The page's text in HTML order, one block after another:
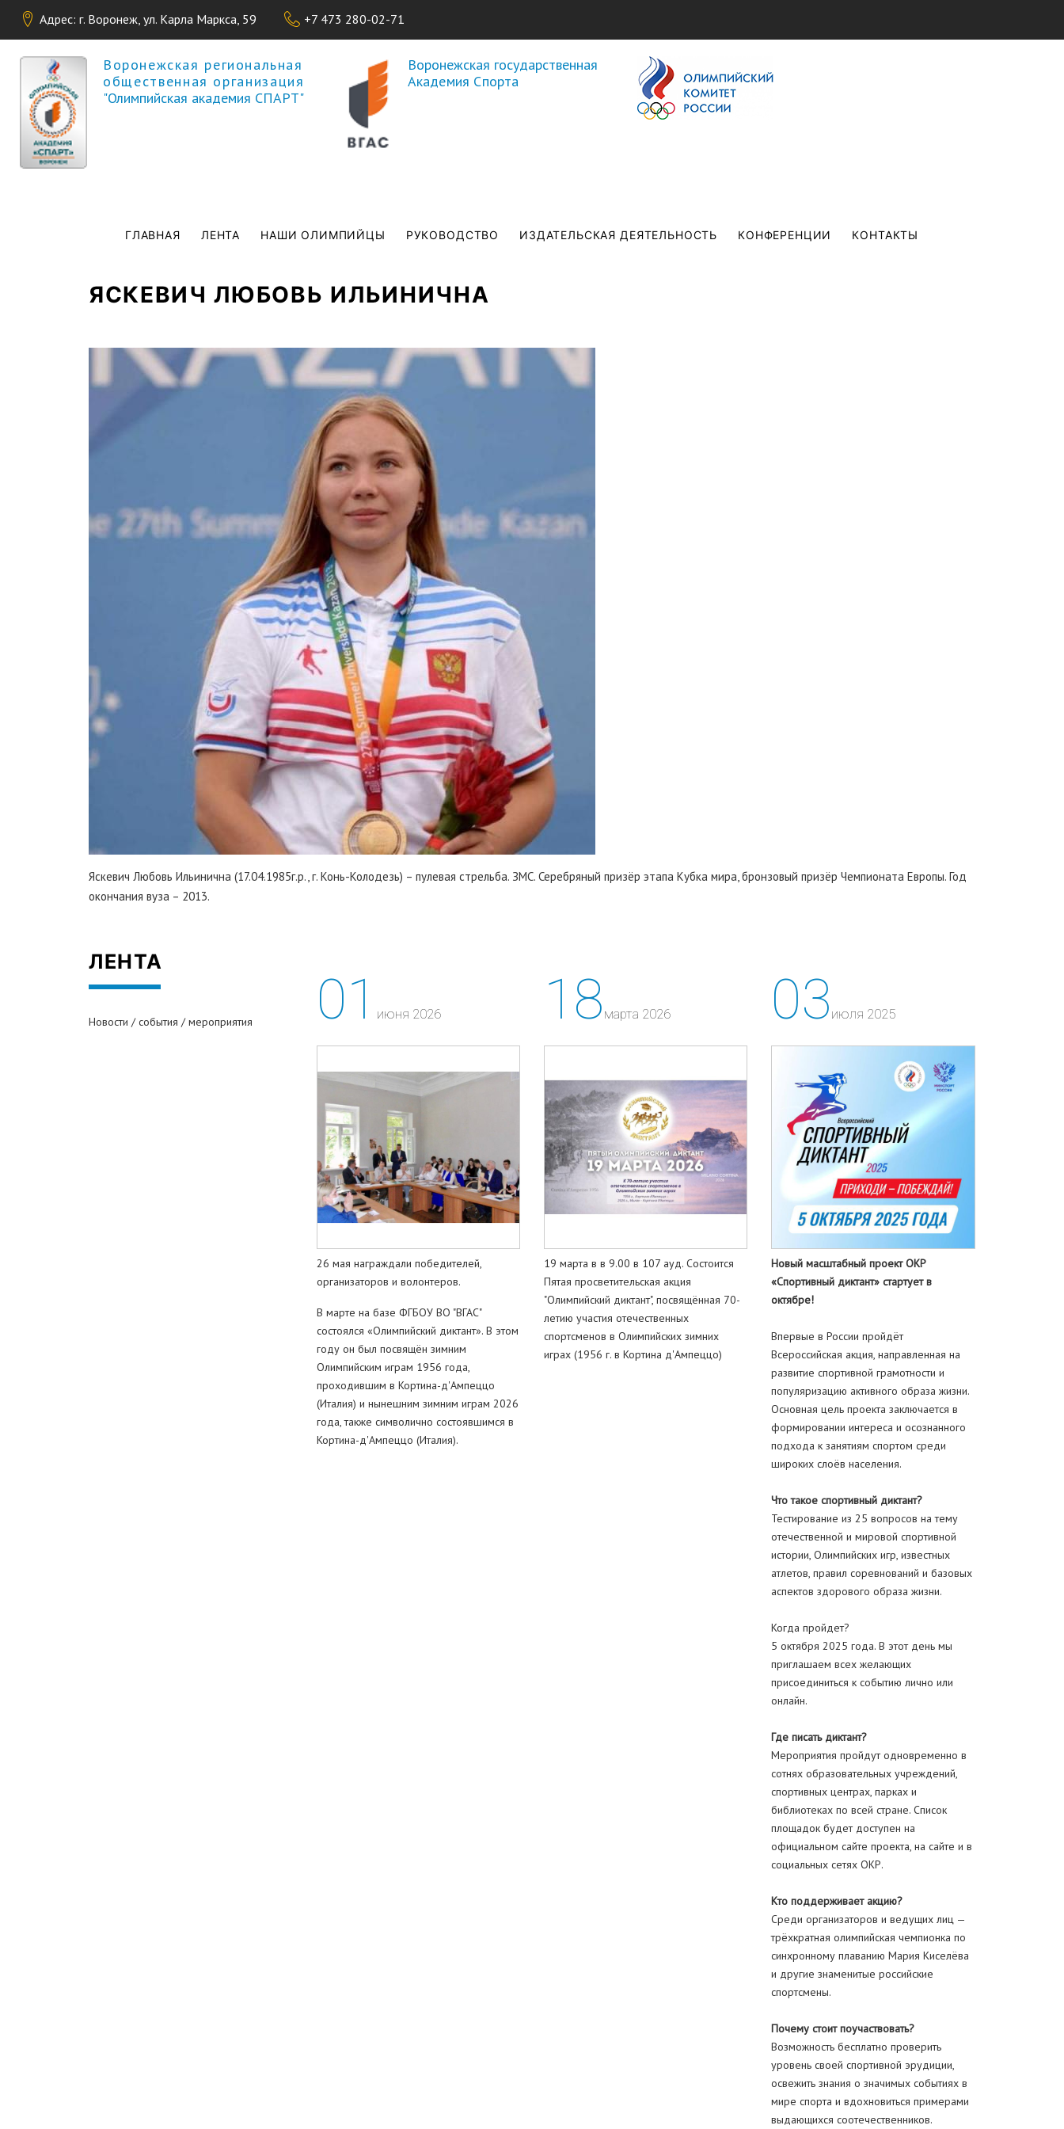
содержанию
Адрес: г. Воронеж, ул. Карла Маркса, 59 +7 473 280-02-71
Воронежская региональная
общественная организация
"Олимпийская академия СПАРТ"
Воронежская государственная
Академия Спорта
ГЛАВНАЯ ЛЕНТА НАШИ ОЛИМПИЙЦЫ РУКОВОДСТВО ИЗДАТЕЛЬСКАЯ ДЕЯТЕЛЬНОСТЬ КОНФЕРЕНЦИИ КОНТАКТЫ
ЯСКЕВИЧ ЛЮБОВЬ ИЛЬИНИЧНА
Яскевич Любовь Ильинична (17.04.1985г.р., г. Конь-Колодезь) – пулевая стрельба. ЗМС. Серебряный призёр этапа Кубка мира, бронзовый призёр Чемпионата Европы. Год
окончания вуза – 2013.
ЛЕНТА
Новости / события / мероприятия 01 июня 2026
26 мая награждали победителей,
организаторов и волонтеров.
В марте на базе ФГБОУ ВО "ВГАС"
состоялся «Олимпийский диктант». В этом
году он был посвящён зимним
Олимпийским играм 1956 года,
проходившим в Кортина-д'Ампеццо
(Италия) и нынешним зимним играм 2026
года, также символично состоявшимся в
Кортина-д'Ампеццо (Италия).
18 марта 2026
19 марта в в 9.00 в 107 ауд. Состоится
Пятая просветительская акция
"Олимпийский диктант", посвящённая 70-
летию участия отечественных
спортсменов в Олимпийских зимних
играх (1956 г. в Кортина д'Ампеццо)
03 июля 2025
Новый масштабный проект ОКР
«Спортивный диктант» стартует в
октябре!
Впервые в России пройдёт
Всероссийская акция, направленная на
развитие спортивной грамотности и
популяризацию активного образа жизни.
Основная цель проекта заключается в
формировании интереса и осознанного
подхода к занятиям спортом среди
широких слоёв населения.
Что такое спортивный диктант?
Тестирование из 25 вопросов на тему
отечественной и мировой спортивной
истории, Олимпийских игр, известных
атлетов, правил соревнований и базовых
аспектов здорового образа жизни.
Когда пройдет?
5 октября 2025 года. В этот день мы
приглашаем всех желающих
присоединиться к событию лично или
онлайн.
Где писать диктант?
Мероприятия пройдут одновременно в
сотнях образовательных учреждений,
спортивных центрах, парках и
библиотеках по всей стране. Список
площадок будет доступен на
официальном сайте проекта, на сайте и в
социальных сетях ОКР.
Кто поддерживает акцию?
Среди организаторов и ведущих лиц —
трёхкратная олимпийская чемпионка по
синхронному плаванию Мария Киселёва
и другие знаменитые российские
спортсмены.
Почему стоит поучаствовать?
Возможность бесплатно проверить
уровень своей спортивной эрудиции,
освежить знания о значимых событиях в
мире спорта и вдохновиться примерами
выдающихся соотечественников.